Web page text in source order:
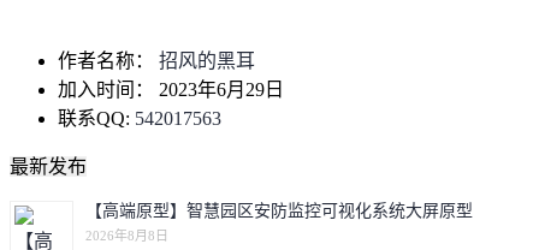
作者名称：
招风的黑耳
加入时间：
2023年6月29日
联系QQ: 542017563
最新发布
【高端原型】智慧园区安防监控可视化系统大屏原型
2026年8月8日